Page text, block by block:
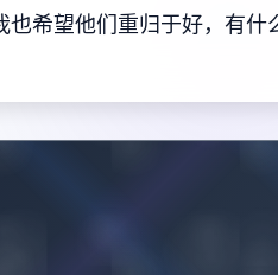
也希望他们重归于好，有什